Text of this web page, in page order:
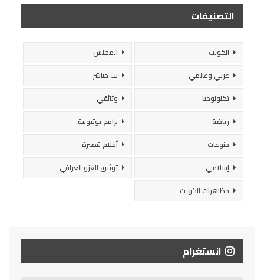
التصنيفات
الكويت
المجلس
عربي وعالمي
بث مباشر
تكنولوجيا
وثائقي
رياضة
برامج يوتيوبية
منوعات
أفلام قصيرة
إسلامي
توثيق الغزو العراقي
مظاهرات الكويت
انستغرام